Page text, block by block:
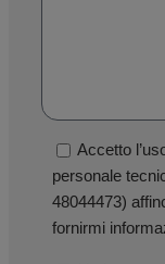
Accetto
personale
48044473)
fornirmi